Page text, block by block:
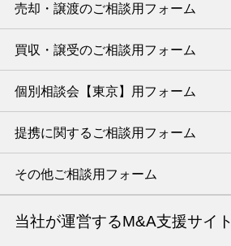
売却・譲渡のご相談用フォーム
買収・譲受のご相談用フォーム
個別相談会【東京】用フォーム
提携に関するご相談用フォーム
その他ご相談用フォーム
当社が運営するM&A支援サイト